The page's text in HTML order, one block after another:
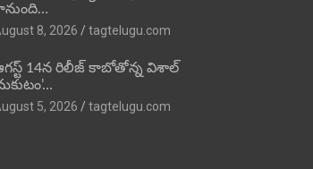
8, 2026
tagtelugu.com
14న రిలీజ్ కాబోతోన్న విశాల్
5, 2026
tagtelugu.com